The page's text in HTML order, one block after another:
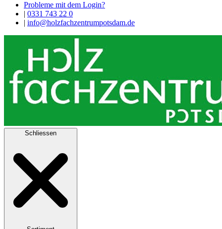
Probleme mit dem Login?
| 0331 743 22 0
| info@holzfachzentrumpotsdam.de
Schliessen